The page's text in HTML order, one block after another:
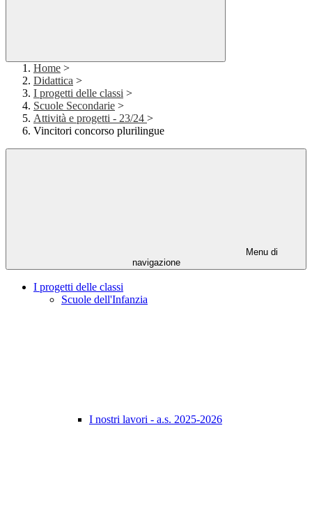
Home >
Didattica >
I progetti delle classi >
Scuole Secondarie >
Attività e progetti - 23/24 >
Vincitori concorso plurilingue
Menu di
navigazione
I progetti delle classi
Scuole dell'Infanzia
I nostri lavori - a.s. 2025-2026